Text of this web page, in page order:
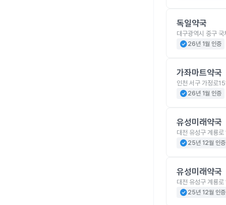
독일약국
대구광역시 중구
check_circle26년 1월 인증
가좌마트약국
인천 서구 가정로
check_circle26년 1월 인증
유성미래약국
대전 유성구 계룡
check_circle25년 12월 인증
유성미래약국
대전 유성구 계룡
check_circle25년 12월 인증